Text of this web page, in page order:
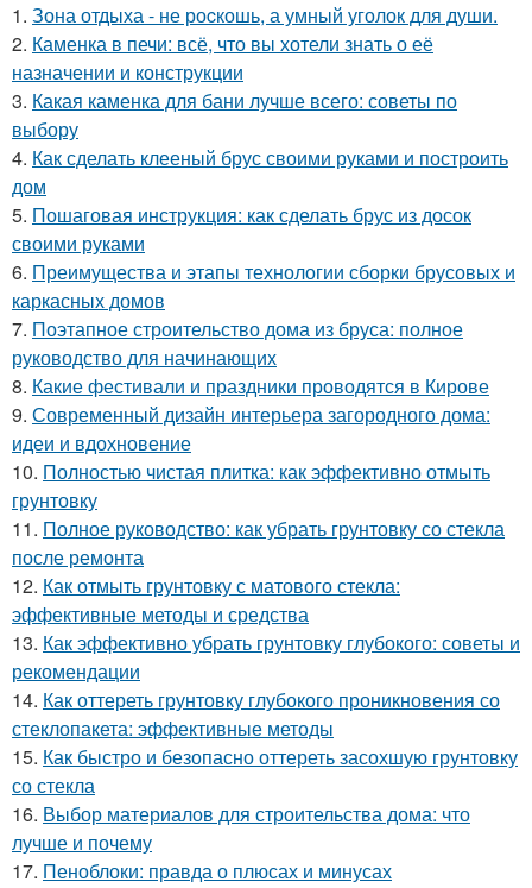
1. Зона отдыха - не роcкошь, а умный уголок для души.
2. Каменка в печи: всё, что вы хотели знать о её
назначении и конструкции
3. Какая каменка для бани лучше всего: советы по
выбору
4. Как сделать клееный брус своими руками и построить
дом
5. Пошаговая инструкция: как сделать брус из досок
своими руками
6. Преимущества и этапы технологии сборки брусовых и
каркасных домов
7. Поэтапное строительство дома из бруса: полное
руководство для начинающих
8. Какие фестивали и праздники проводятся в Кирове
9. Современный дизайн интерьера загородного дома:
идеи и вдохновение
10. Полностью чистая плитка: как эффективно отмыть
грунтовку
11. Полное руководство: как убрать грунтовку со стекла
после ремонта
12. Как отмыть грунтовку с матового стекла:
эффективные методы и средства
13. Как эффективно убрать грунтовку глубокого: советы и
рекомендации
14. Как оттереть грунтовку глубокого проникновения со
стеклопакета: эффективные методы
15. Как быстро и безопасно оттереть засохшую грунтовку
со стекла
16. Выбор материалов для строительства дома: что
лучше и почему
17. Пеноблоки: правда о плюсах и минусах